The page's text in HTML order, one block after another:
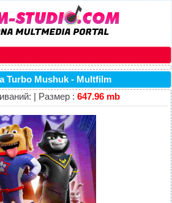
Turbo Mushuk - Multfilm
| Размер : 647.96 mb